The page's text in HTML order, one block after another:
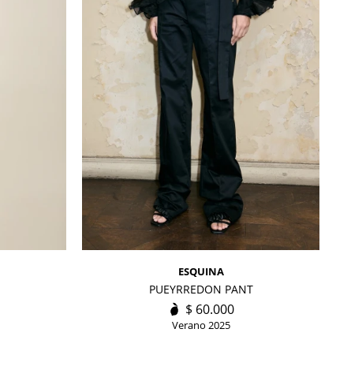
ESQUINA
PUEYRREDON PANT
$ 60.000
Verano 2025